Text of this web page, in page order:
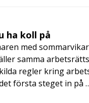
ha koll på
med
samma
regler kring
första steget in på